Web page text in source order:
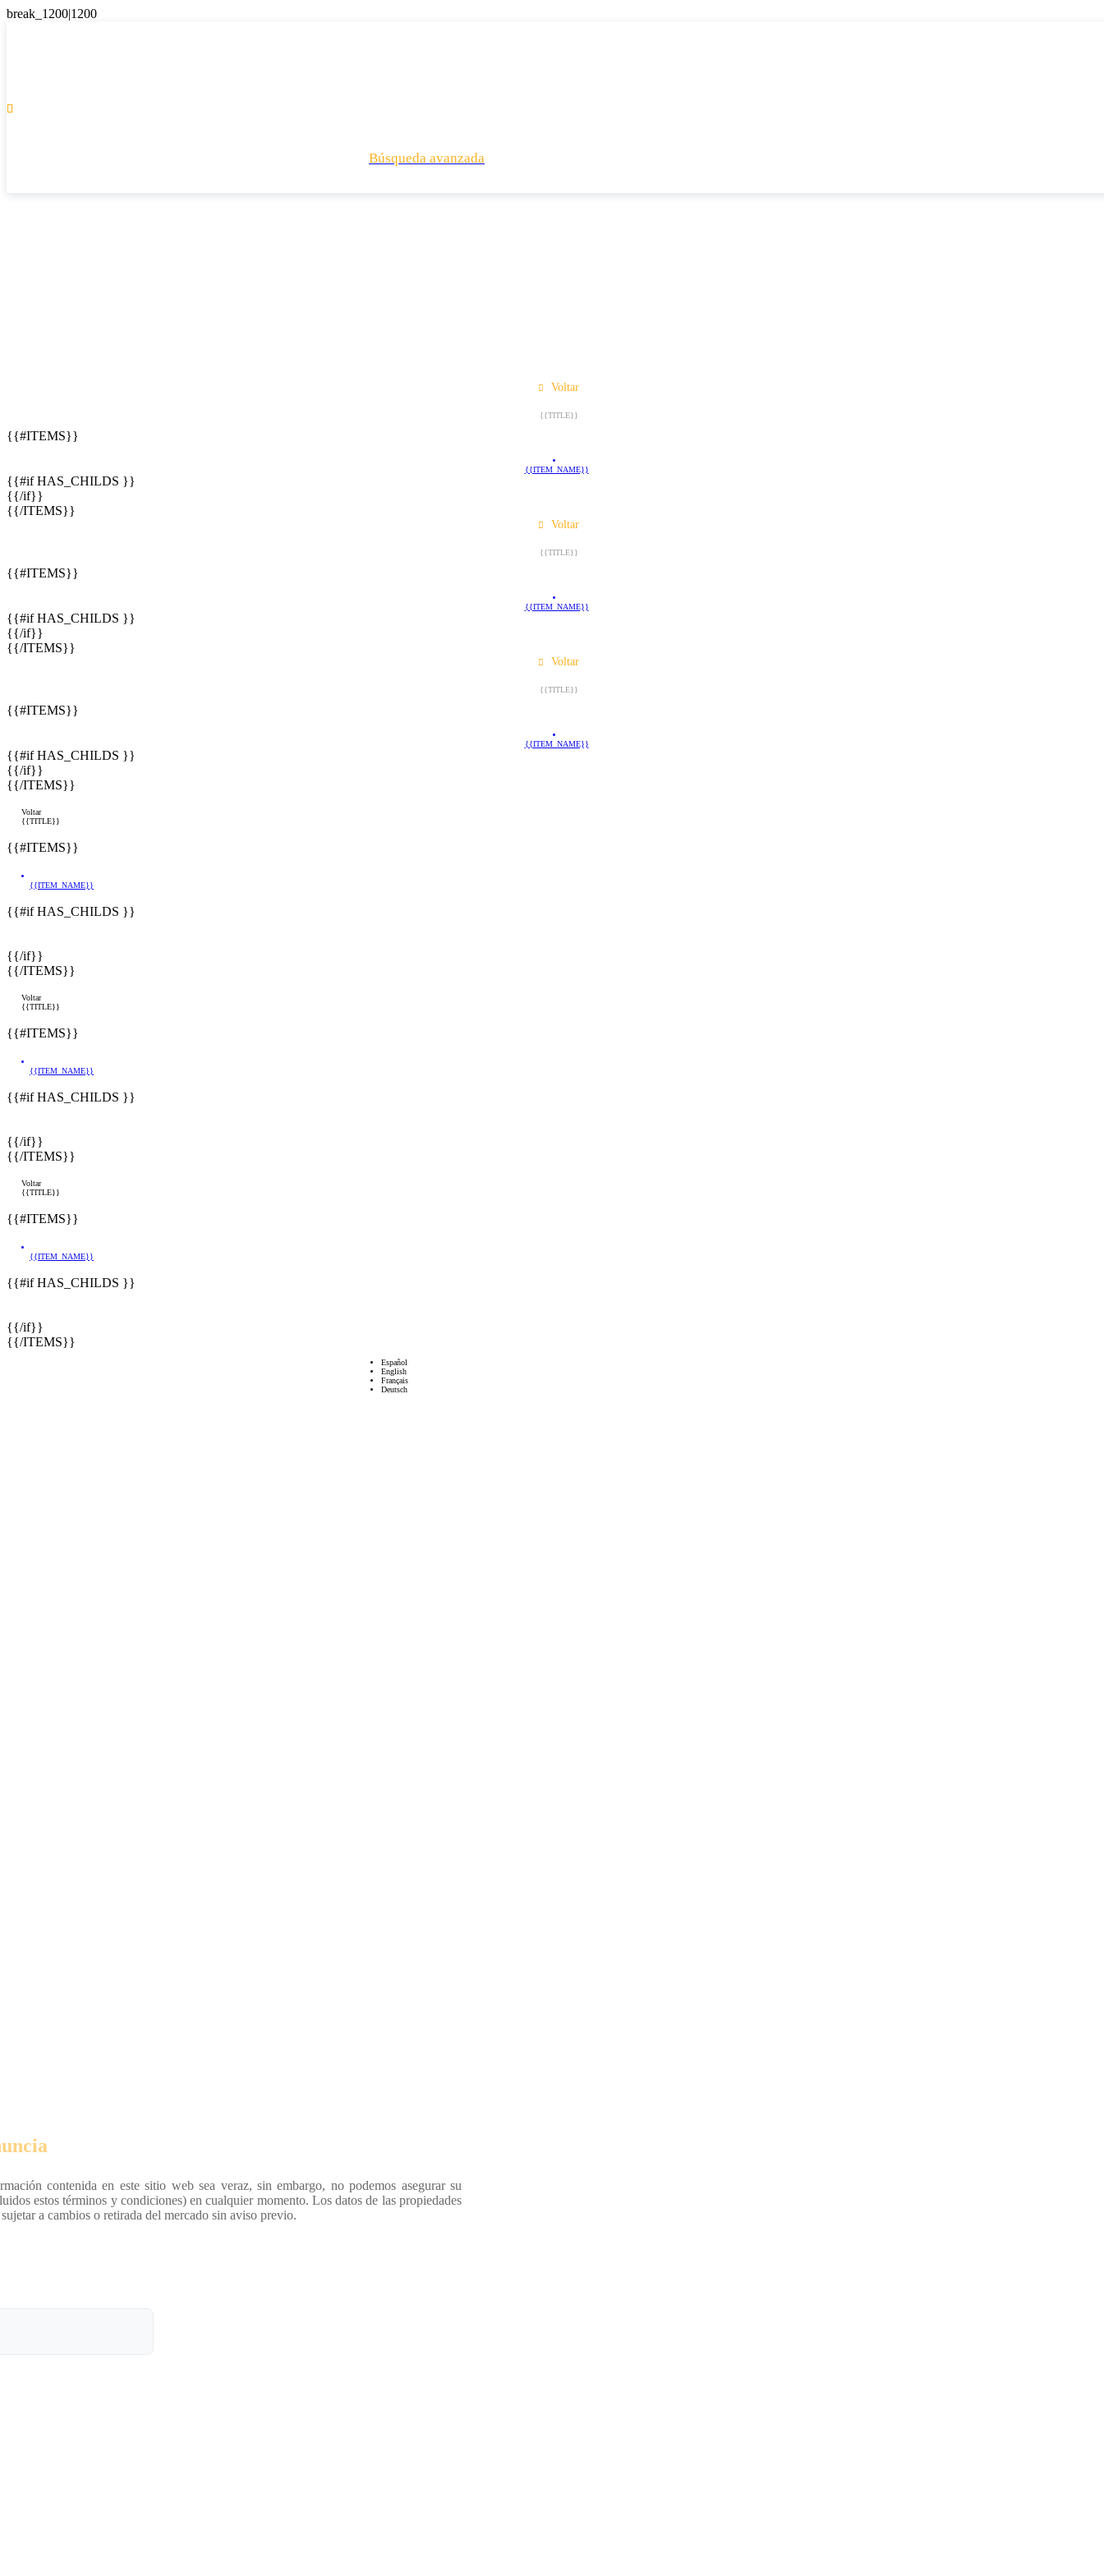
Búsqueda avanzada
Voltar
{{TITLE}}
{{#ITEMS}}
{{ITEM_NAME}}
{{#if HAS_CHILDS }}
{{/if}}
{{/ITEMS}}
Voltar
{{TITLE}}
{{#ITEMS}}
{{ITEM_NAME}}
{{#if HAS_CHILDS }}
{{/if}}
{{/ITEMS}}
Voltar
{{TITLE}}
{{#ITEMS}}
{{ITEM_NAME}}
{{#if HAS_CHILDS }}
{{/if}}
{{/ITEMS}}
Voltar
{{TITLE}}
{{#ITEMS}}
{{ITEM_NAME}}
{{#if HAS_CHILDS }}
{{/if}}
{{/ITEMS}}
Voltar
{{TITLE}}
{{#ITEMS}}
{{ITEM_NAME}}
{{#if HAS_CHILDS }}
{{/if}}
{{/ITEMS}}
Voltar
{{TITLE}}
{{#ITEMS}}
{{ITEM_NAME}}
{{#if HAS_CHILDS }}
{{/if}}
{{/ITEMS}}
Español
English
Français
Deutsch
contenida en este sitio web sea veraz, sin embargo, no podemos asegurar su
estos términos y condiciones) en cualquier momento. Los datos de las propiedades
a cambios o retirada del mercado sin aviso previo.